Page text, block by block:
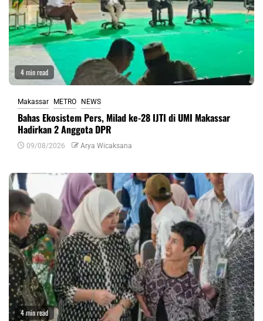
4 min read
Makassar METRO NEWS
Bahas Ekosistem Pers, Milad ke-28 IJTI di UMI Makassar
Hadirkan 2 Anggota DPR
09/08/2026 Arya Wicaksana
4 min read